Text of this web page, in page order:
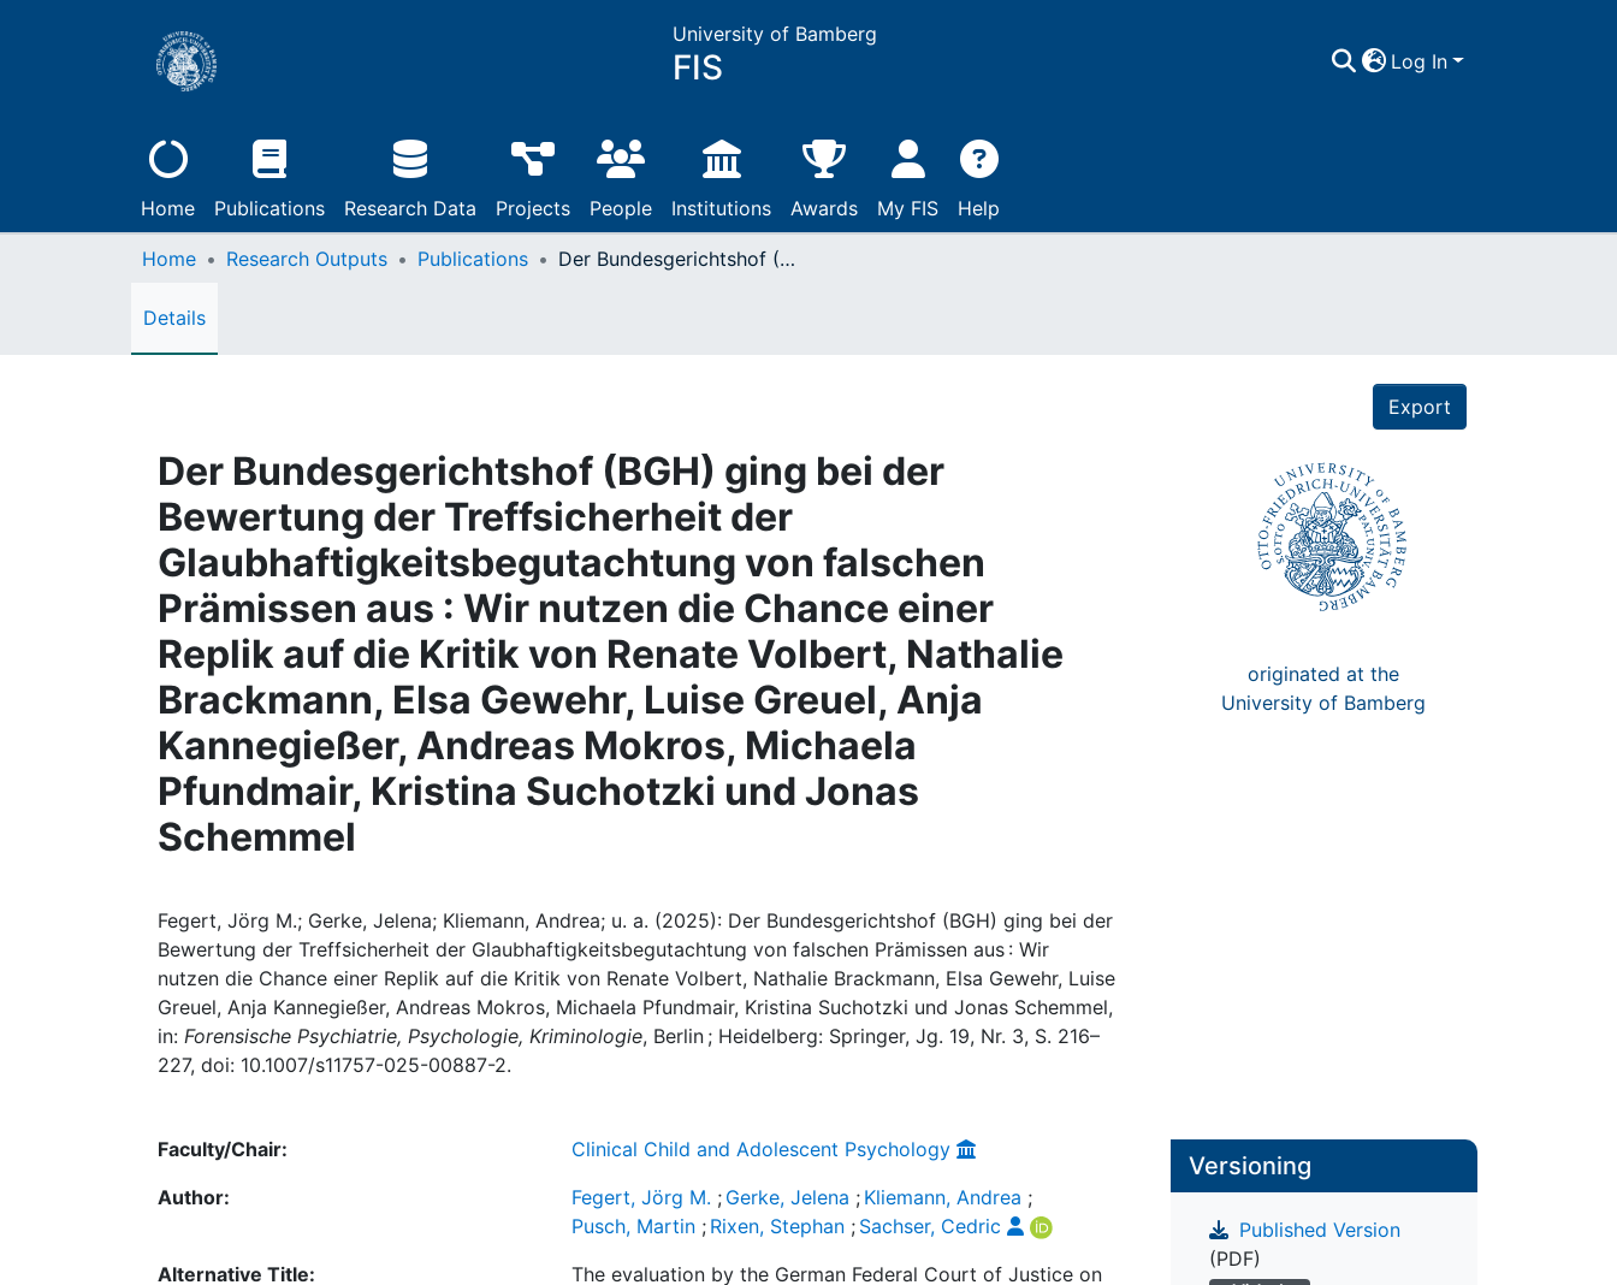
University of Bamberg
FIS Log In
Home Publications Research Data Projects People Institutions Awards My FIS Help
Home Research Outputs Publications Der Bundesgerichtshof (BGH) ging bei der Bewertung der Treffsicherheit der Glaubhaftigkeitsbegutachtung von falschen Prämissen aus : Wir nutzen die Chance einer Replik auf die Kritik von Renate Volbert, Nathalie Brackmann, Elsa Gewehr, Luise Greuel, Anja Kannegießer, Andreas Mokros, Michaela Pfundmair, Kristina Suchotzki und Jonas Schemmel
Details
Export
Der Bundesgerichtshof (BGH) ging bei der
Bewertung der Treffsicherheit der
Glaubhaftigkeitsbegutachtung von falschen
Prämissen aus : Wir nutzen die Chance einer
Replik auf die Kritik von Renate Volbert, Nathalie
Brackmann, Elsa Gewehr, Luise Greuel, Anja
Kannegießer, Andreas Mokros, Michaela
Pfundmair, Kristina Suchotzki und Jonas
Schemmel
Fegert, Jörg M.; Gerke, Jelena; Kliemann, Andrea; u. a. (2025): Der Bundesgerichtshof (BGH) ging bei der
Bewertung der Treffsicherheit der Glaubhaftigkeitsbegutachtung von falschen Prämissen aus : Wir
nutzen die Chance einer Replik auf die Kritik von Renate Volbert, Nathalie Brackmann, Elsa Gewehr, Luise
Greuel, Anja Kannegießer, Andreas Mokros, Michaela Pfundmair, Kristina Suchotzki und Jonas Schemmel,
in: Forensische Psychiatrie, Psychologie, Kriminologie, Berlin ; Heidelberg: Springer, Jg. 19, Nr. 3, S. 216–
227, doi: 10.1007/s11757-025-00887-2.
originated at the
University of Bamberg
Faculty/Chair:
Clinical Child and Adolescent Psychology
Author:
Fegert, Jörg M. ; Gerke, Jelena ; Kliemann, Andrea ;
Pusch, Martin ; Rixen, Stephan ; Sachser, Cedric
Alternative Title:
The evaluation by the German Federal Court of Justice on
Versioning
Published Version
(PDF)